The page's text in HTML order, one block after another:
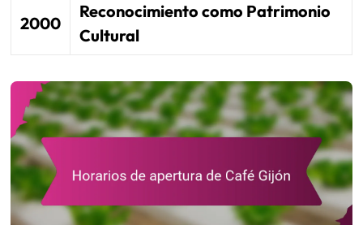
2000
Reconocimiento como Patrimonio
Cultural